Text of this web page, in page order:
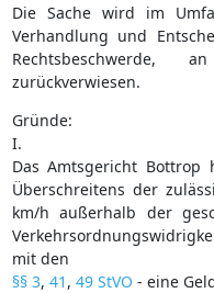
Die Sache wird im
Verhandlung und
zurückverwiesen.
Gründe:
I.
Das Amtsgericht
Überschreitens der
km/h außerhalb der
mit den
§§ 3, 41 , 49 StVO - eine